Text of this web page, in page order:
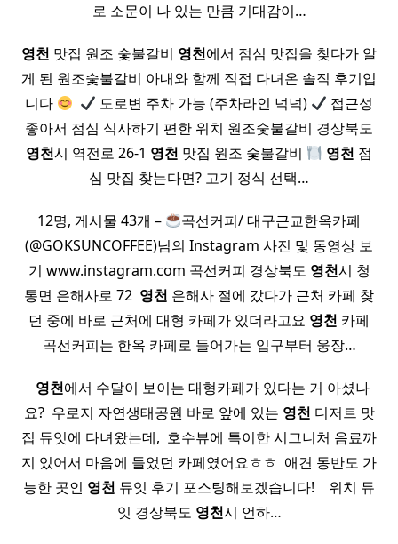
로 소문이 나 있는 만큼 기대감이…
영천 맛집 원조 숯불갈비 영천에서 점심 맛집을 찾다가 알
게 된 원조숯불갈비 아내와 함께 직접 다녀온 솔직 후기입
니다
도로변 주차 가능 (주차라인 넉넉)
접근성
좋아서 점심 식사하기 편한 위치 원조숯불갈비 경상북도
영천시 역전로 26-1 영천 맛집 원조 숯불갈비 영천 점
심 맛집 찾는다면? 고기 정식 선택…
12명, 게시물 43개 –
곡선커피/ 대구근교한옥카페
(@GOKSUNCOFFEE)님의 Instagram 사진 및 동영상 보
기 www.instagram.com 곡선커피 경상북도 영천시 청
통면 은해사로 72 ​ 영천 은해사 절에 갔다가 근처 카페 찾
던 중에 바로 근처에 대형 카페가 있더라고요 영천 카페
곡선커피는 한옥 카페로 들어가는 입구부터 웅장…
영천에서 수달이 보이는 대형카페가 있다는 거 아셨나
요? ​ 우로지 자연생태공원 바로 앞에 있는 영천 디저트 맛
집 듀잇에 다녀왔는데, ​ 호수뷰에 특이한 시그니처 음료까
지 있어서 마음에 들었던 카페였어요ㅎㅎ ​ 애견 동반도 가
능한 곳인 영천 듀잇 후기 포스팅해보겠습니다! ​ ​ ​ 위치 듀
잇 경상북도 영천시 언하…